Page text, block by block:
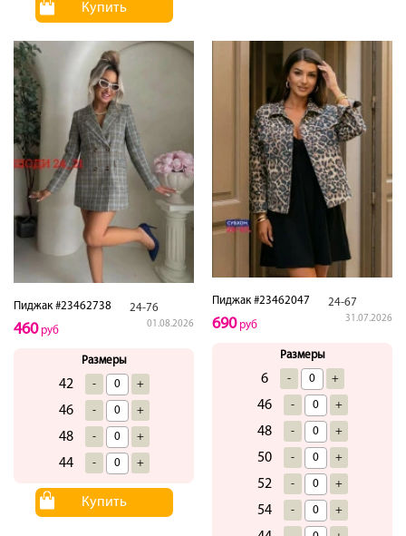
Купить
Пиджак #23462738 24-76
01.08.2026
460руб
Размеры
42 - +
46 - +
48 - +
44 - +
Купить
Пиджак #23462047 24-67
31.07.2026
690руб
Размеры
6 - +
46 - +
48 - +
50 - +
52 - +
54 - +